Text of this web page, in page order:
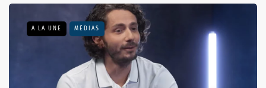
A LA UNE MÉDIAS